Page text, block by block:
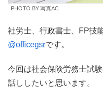
PHOTO BY 写真AC
社労士、行政書士、FP技
@officegsrです。
今回は社会保険労務士試
話ししたいと思います。